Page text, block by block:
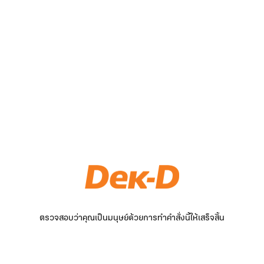
ตรวจสอบว่าคุณเป็นมนุษย์ด้วยการทำคำสั่งนี้ให้เสร็จสิ้น